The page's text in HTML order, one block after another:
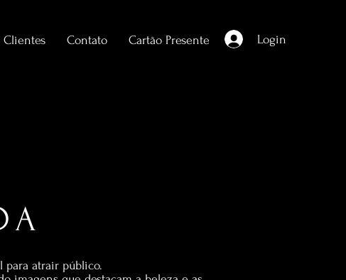
Clientes Contato Cartão Presente Login
para atrair público.